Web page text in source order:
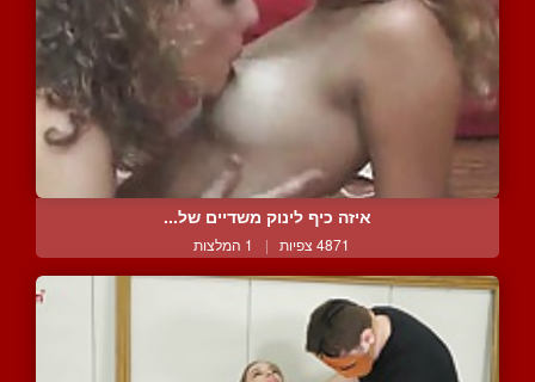
איזה כיף לינוק משדיים של...
4871 צפיות | 1 המלצות